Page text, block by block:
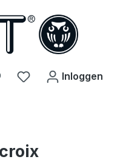
Je hebt 0 items op
Inloggen